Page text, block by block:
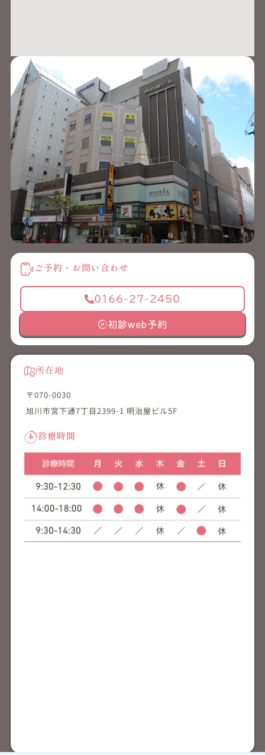
ご予約・お問い合わせ
0166-27-2450
初診web予約
所在地
〒070-0030
旭川市宮下通7丁目2399-1 明治屋ビル5F
診療時間